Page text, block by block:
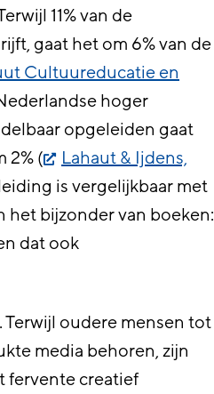
11% van de
gaat het om 6% van de
Cultuureducatie en
hoger
opgeleiden gaat
2% (
Lahaut & Ijdens,
is vergelijkbaar met
het bijzonder van boeken:
dat ook
. Terwijl oudere mensen tot
media behoren, zijn
fervente creatief